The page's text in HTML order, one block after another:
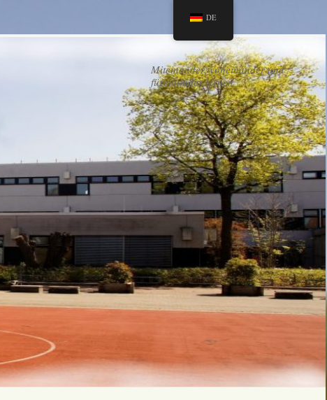
Miteinander, voneinander und
füreinander lernen
DE